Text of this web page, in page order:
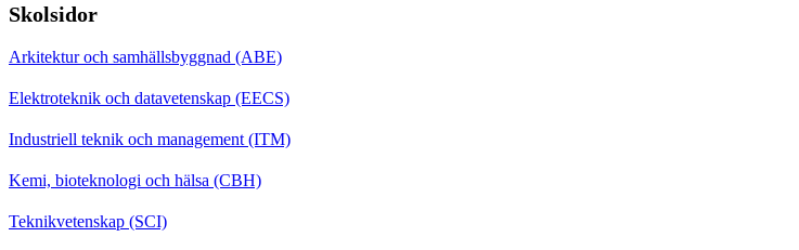
Skolsidor
Arkitektur och samhällsbyggnad (ABE)
Elektroteknik och datavetenskap (EECS)
Industriell teknik och management (ITM)
Kemi, bioteknologi och hälsa (CBH)
Teknikvetenskap (SCI)